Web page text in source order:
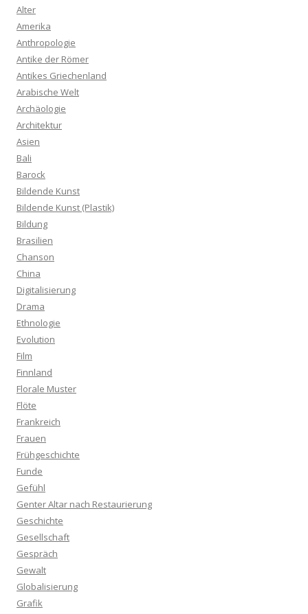
Alter
Amerika
Anthropologie
Antike der Römer
Antikes Griechenland
Arabische Welt
Archäologie
Architektur
Asien
Bali
Barock
Bildende Kunst
Bildende Kunst (Plastik)
Bildung
Brasilien
Chanson
China
Digitalisierung
Drama
Ethnologie
Evolution
Film
Finnland
Florale Muster
Flöte
Frankreich
Frauen
Frühgeschichte
Funde
Gefühl
Genter Altar nach Restaurierung
Geschichte
Gesellschaft
Gespräch
Gewalt
Globalisierung
Grafik